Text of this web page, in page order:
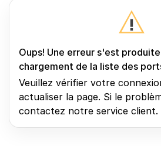
Oups! Une erreur s'est
chargement de la liste des
Veuillez vérifier votre
actualiser la page. Si le
contactez notre service client.